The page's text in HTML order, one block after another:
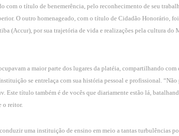
o título de benemerência, pelo reconhecimento de seu
O outro homenageado, com o título de Cidadão Honorário,
(Accur), por sua trajetória de vida e realizações pela cultura do
a maior parte dos lugares da platéia, compartilhando com
se entrelaça com sua história pessoal e profissional. “Não
Este título também é de vocês que diariamente estão lá,
o reitor.
uma instituição de ensino em meio a tantas turbulências